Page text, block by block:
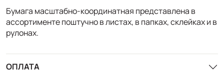
Бумага масштабно-координатная представлена в
ассортименте поштучно в листах, в папках, склейках и в
рулонах.
ОПЛАТА